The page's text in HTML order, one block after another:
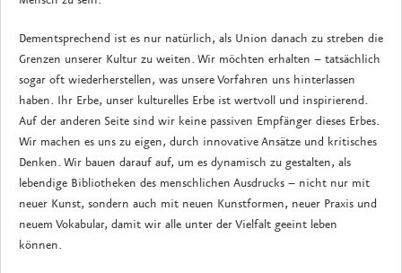
Dementsprechend ist es nur natürlich, als Union danach zu streben die
Grenzen unserer Kultur zu weiten. Wir möchten erhalten – tatsächlich
sogar oft wiederherstellen, was unsere Vorfahren uns hinterlassen
haben. Ihr Erbe, unser kulturelles Erbe ist wertvoll und inspirierend.
Auf der anderen Seite sind wir keine passiven Empfänger dieses Erbes.
Wir machen es uns zu eigen, durch innovative Ansätze und kritisches
Denken. Wir bauen darauf auf, um es dynamisch zu gestalten, als
lebendige Bibliotheken des menschlichen Ausdrucks – nicht nur mit
neuer Kunst, sondern auch mit neuen Kunstformen, neuer Praxis und
neuem Vokabular, damit wir alle unter der Vielfalt geeint leben
können.